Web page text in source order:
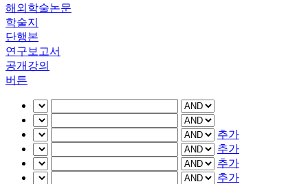
해외학술논문
학술지
단행본
연구보고서
공개강의
버튼
추가
추가
추가
추가